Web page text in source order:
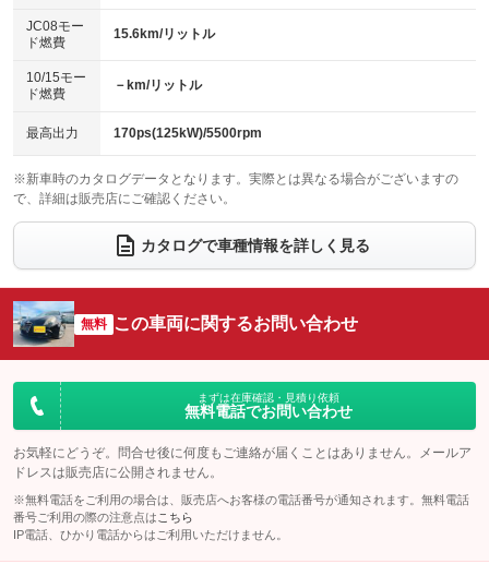
電動格納ミラー
：装備あり
：装備なし
パワーシート
ベンチシート
：装備なし
チップアップシート
：装備なし
：装備なし ：装備なし
ウォークスルー
：装備なし
電動リアゲート フロントカメラ
：装備なし
：装備なし ：装備なし
サイドカメラ
：装備なし ルーフレール
：装備なし
：装備なし
：装備なし
JC08モー
ド燃費
15.6km/リットル
10/15モー
ド燃費
－km/リットル
最高出力 170ps(125kW)/5500rpm
※新車時のカタログデータとなります。実際とは異なる場合がございますの
で、詳細は販売店にご確認ください。
カタログで車種情報を詳しく見る
無料 この車両に関するお問い合わせ
まずは在庫確認・見積り依頼
無料電話でお問い合わせ
お気軽にどうぞ。問合せ後に何度もご連絡が届くことはありません。メールア
ドレスは販売店に公開されません。
※無料電話をご利用の場合は、販売店へお客様の電話番号が通知されます。無料電話
番号ご利用の際の注意点は こちら
IP電話、ひかり電話からはご利用いただけません。